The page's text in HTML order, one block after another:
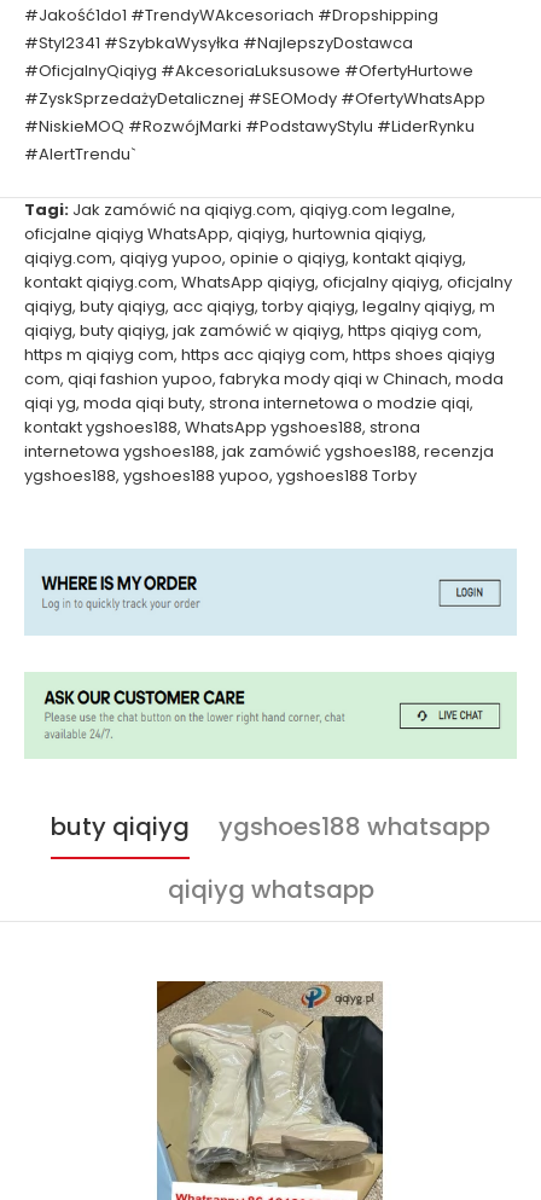
#Jakość1do1 #TrendyWAkcesoriach #Dropshipping
#Styl2341 #SzybkaWysyłka #NajlepszyDostawca
#OficjalnyQiqiyg #AkcesoriaLuksusowe #OfertyHurtowe
#ZyskSprzedażyDetalicznej #SEOMody #OfertyWhatsApp
#NiskieMOQ #RozwójMarki #PodstawyStylu #LiderRynku
#AlertTrendu`
Tagi: Jak zamówić na qiqiyg.com, qiqiyg.com legalne,
oficjalne qiqiyg WhatsApp, qiqiyg, hurtownia qiqiyg,
qiqiyg.com, qiqiyg yupoo, opinie o qiqiyg, kontakt qiqiyg,
kontakt qiqiyg.com, WhatsApp qiqiyg, oficjalny qiqiyg, oficjalny
qiqiyg, buty qiqiyg, acc qiqiyg, torby qiqiyg, legalny qiqiyg, m
qiqiyg, buty qiqiyg, jak zamówić w qiqiyg, https qiqiyg com,
https m qiqiyg com, https acc qiqiyg com, https shoes qiqiyg
com, qiqi fashion yupoo, fabryka mody qiqi w Chinach, moda
qiqi yg, moda qiqi buty, strona internetowa o modzie qiqi,
kontakt ygshoes188, WhatsApp ygshoes188, strona
internetowa ygshoes188, jak zamówić ygshoes188, recenzja
ygshoes188, ygshoes188 yupoo, ygshoes188 Torby
buty qiqiyg
ygshoes188 whatsapp
qiqiyg whatsapp